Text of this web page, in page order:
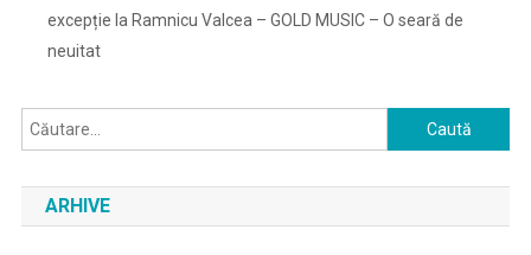
excepție la Ramnicu Valcea – GOLD MUSIC – O seară de
neuitat
Caută
după:
ARHIVE